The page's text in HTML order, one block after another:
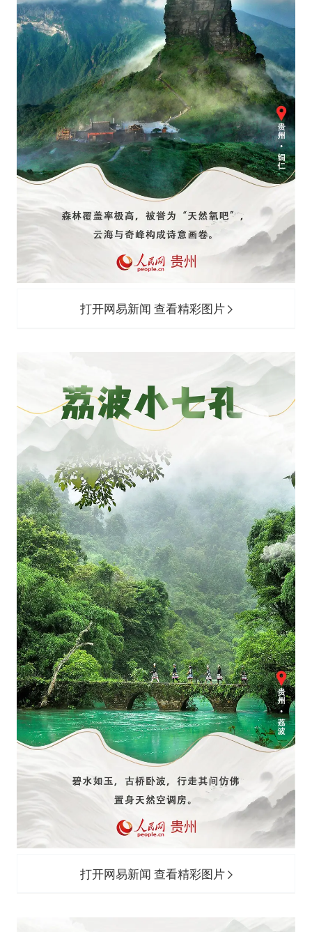
打开网易新闻 查看精彩图片
打开网易新闻 查看精彩图片